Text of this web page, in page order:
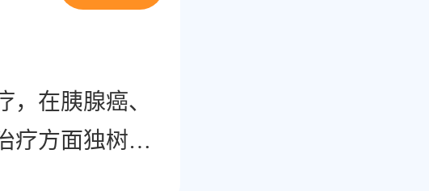
在胰腺癌、
疗方面独树一